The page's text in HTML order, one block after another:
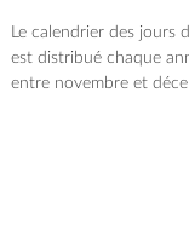
Le calendrier des jours
est distribué chaque
entre novembre et